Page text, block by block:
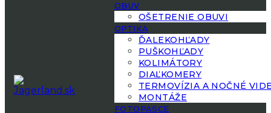
OBUV
OŠETRENIE OBUVI
OPTIKA
ĎALEKOHĽADY
PUŠKOHĽADY
KOLIMÁTORY
DIAĽKOMERY
TERMOVÍZIA A NOČNÉ
MONTÁŽE
FOTOPASCE